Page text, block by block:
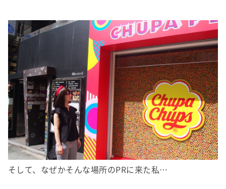
そして、なぜかそんな場所のPRに来た私…